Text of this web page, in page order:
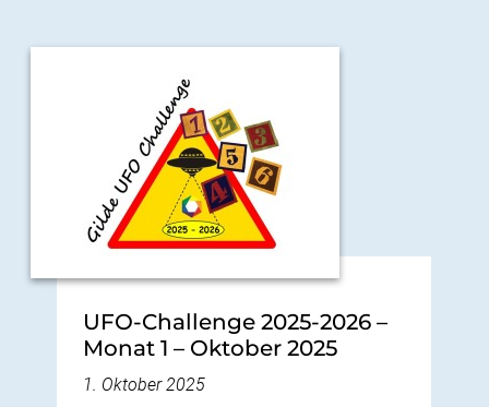
UFO-Challenge 2025-2026 –
Monat 1 – Oktober 2025
1. Oktober 2025